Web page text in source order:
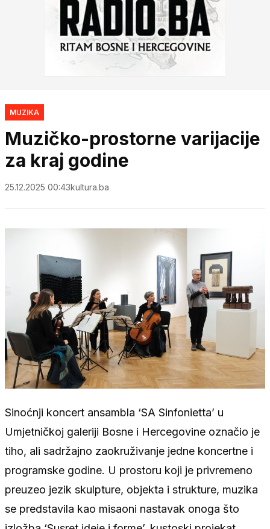
MUZIKA
Muzičko-prostorne varijacije
za kraj godine
25.12.2025 00:43kultura.ba
Sinoćnji koncert ansambla ‘SA Sinfonietta’ u
Umjetničkoj galeriji Bosne i Hercegovine označio je
tiho, ali sadržajno zaokruživanje jedne koncertne i
programske godine. U prostoru koji je privremeno
preuzeo jezik skulpture, objekta i strukture, muzika
se predstavila kao misaoni nastavak onoga što